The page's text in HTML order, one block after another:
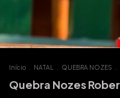
Início NATAL QUEBRA NOZES
Quebra Nozes